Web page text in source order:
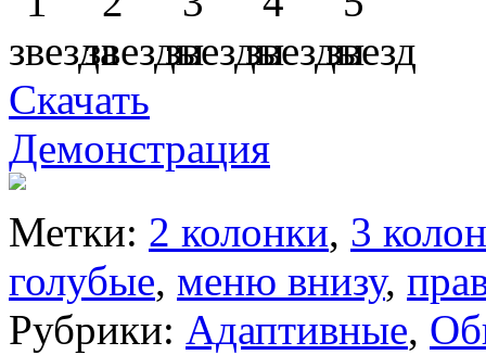
Скачать
Демонстрация
Метки: 2 колонки, 3
голубые, меню внизу,
Рубрики: Адаптивные,